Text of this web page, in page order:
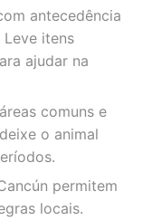
antecedência
Leve itens
ajudar na
comuns e
o animal
permitem
locais.